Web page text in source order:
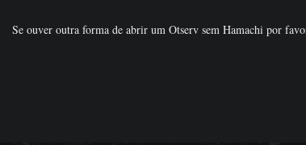
Se ouver outra forma de abrir um Otserv sem Hamachi por